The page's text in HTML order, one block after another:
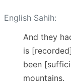
English Sahih:
And they
is
been
mountains.